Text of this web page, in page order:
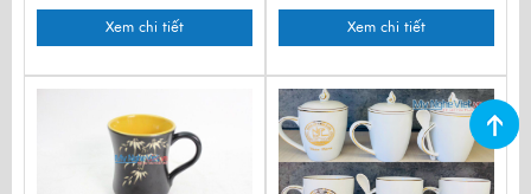
Xem chi tiết Xem chi tiết